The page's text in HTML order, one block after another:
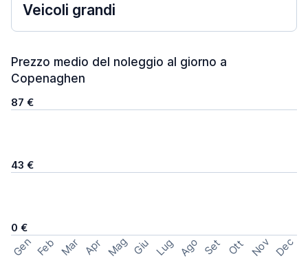
Veicoli grandi
Prezzo medio del noleggio al giorno a
Copenaghen
87 €
43 €
0 €
Gen Feb Mar Apr Mag Giu Lug Ago Set Ott Nov Dec